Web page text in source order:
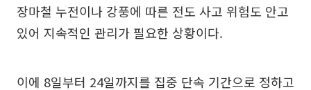
장마철 누전이나 강풍에 따른 전도 사고 위험도 안고
있어 지속적인 관리가 필요한 상황이다.
이에 8일부터 24일까지를 집중 단속 기간으로 정하고